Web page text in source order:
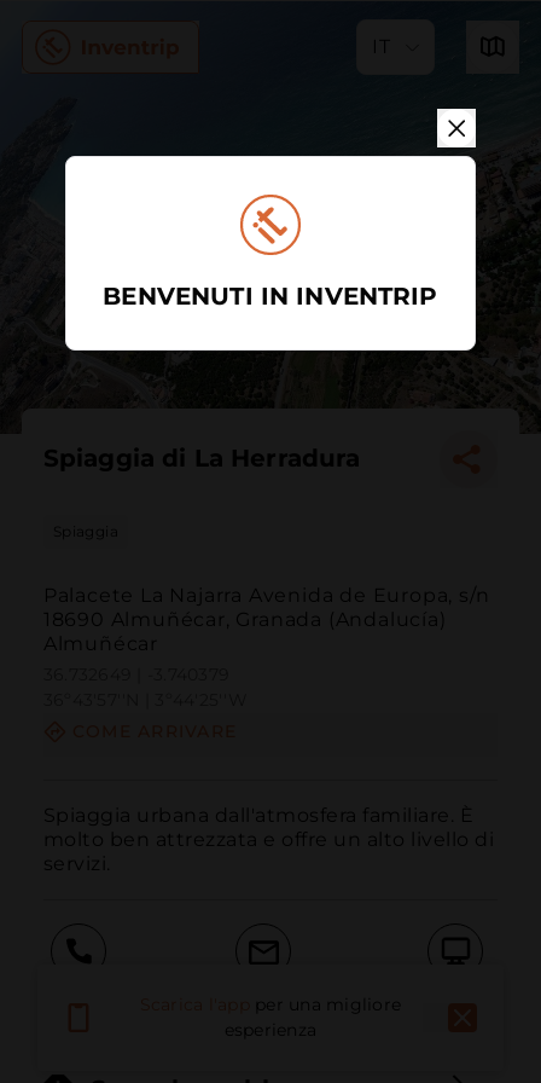
IT
Spiaggia di La Herradura
Spiaggia
Palacete La Najarra Avenida de Europa, s/n
18690 Almuñécar, Granada (Andalucía)
Almuñécar
Spiaggia urbana dall'atmosfera familiare. È
molto ben attrezzata e offre un alto livello di
servizi.
E-mail
per una migliore
esperienza
BENVENUTI IN INVENTRIP